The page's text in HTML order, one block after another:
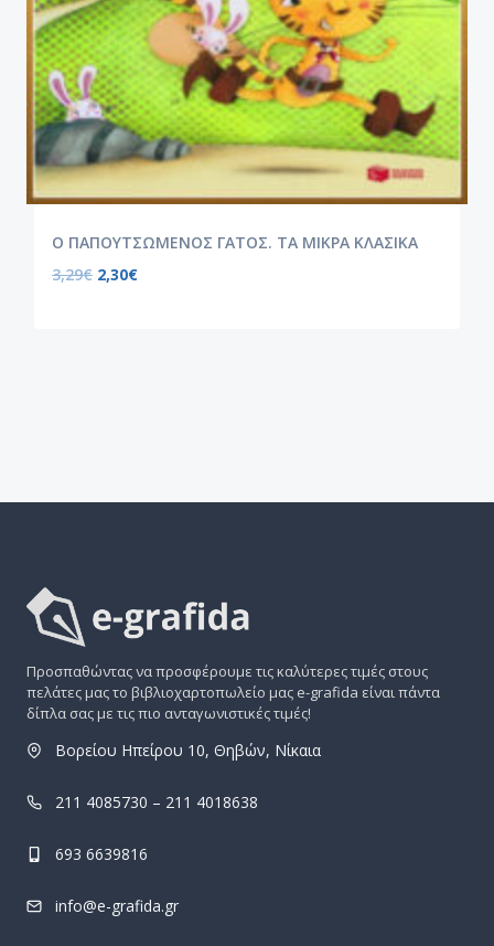
Ο ΠΑΠΟΥΤΣΩΜΕΝΟΣ ΓΑΤΟΣ. ΤΑ ΜΙΚΡΑ ΚΛΑΣΙΚΑ
3,29€ 2,30€
Προσπαθώντας να προσφέρουμε τις καλύτερες τιμές στους
πελάτες μας το βιβλιοχαρτοπωλείο μας e-grafida είναι πάντα
δίπλα σας με τις πιο ανταγωνιστικές τιμές!
Βορείου Ηπείρου 10, Θηβών, Νίκαια
211 4085730 – 211 4018638
693 6639816
info@e-grafida.gr